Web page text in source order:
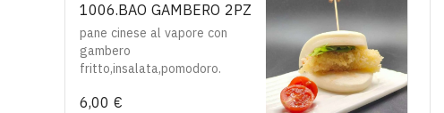
1006.BAO GAMBERO 2PZ
pane cinese al vapore con
gambero
fritto,insalata,pomodoro.
6,00 €